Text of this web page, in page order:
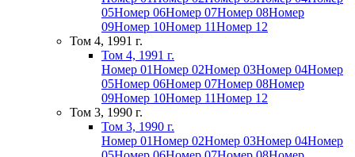
05Номер 06Номер 07Номер 08Номер
09Номер 10Номер 11Номер 12
Том 4, 1991 г.
Том 4, 1991 г.
Номер 01Номер 02Номер 03Номер 04Номер
05Номер 06Номер 07Номер 08Номер
09Номер 10Номер 11Номер 12
Том 3, 1990 г.
Том 3, 1990 г.
Номер 01Номер 02Номер 03Номер 04Номер